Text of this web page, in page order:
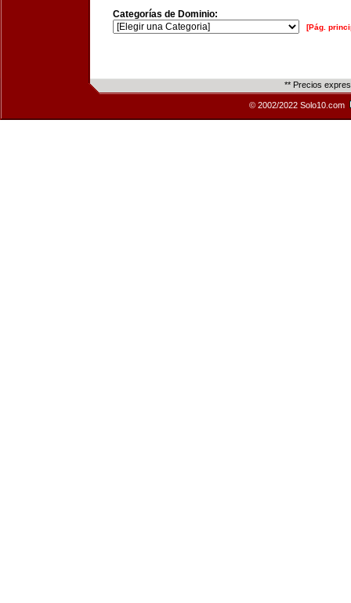
Categorías de Dominio:
[Pág.
** Precios
© 2002/2022 Solo10.com